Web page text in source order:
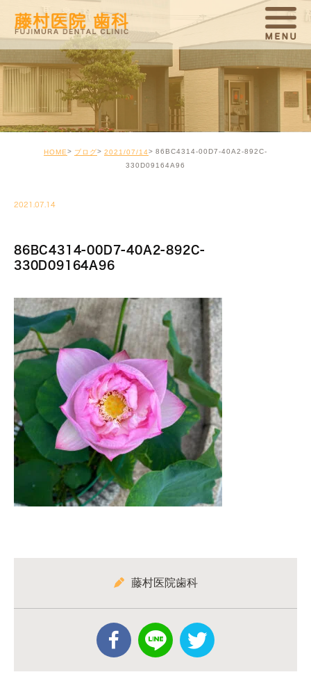
HOME ブログ 2021/07/14
86BC4314-00D7-40A2-892C-
330D09164A96
2021.07.14
86BC4314-00D7-40A2-892C-
330D09164A96
藤村医院歯科